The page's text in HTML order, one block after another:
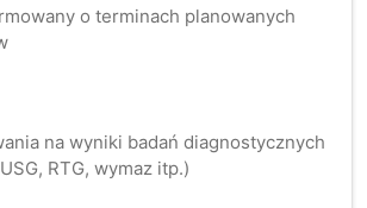
o terminach planowanych
na wyniki badań diagnostycznych
RTG, wymaz itp.)